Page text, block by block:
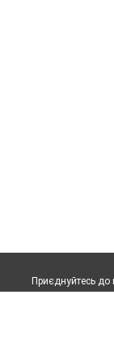
Приєднуйтесь до